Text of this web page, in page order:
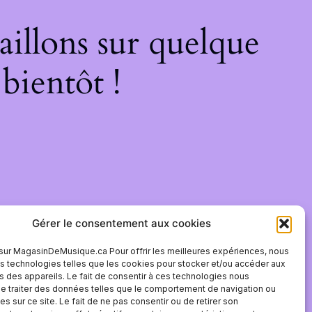
Gérer le consentement aux cookies
MagasinDeMusique.ca Pour offrir les meilleures expériences, nous
technologies telles que les cookies pour stocker et/ou accéder aux
des appareils. Le fait de consentir à ces technologies nous
traiter des données telles que le comportement de navigation ou
sur ce site. Le fait de ne pas consentir ou de retirer son
sur quelque
!